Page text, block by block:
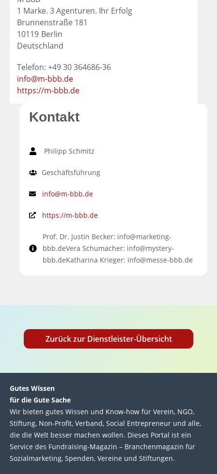
1 Marke. 3 Agenturen. Ihr Erfolg
Brunnenstraße 181
10119 Berlin
Deutschland
Telefon: +49 30 364686-36
info@m-bbb.de
https://m-bbb.de
Kontakt
Philipp Schmitz
Geschäftsführung
info@m-bbb.de
https://m-bbb.de
Prof. Dr. Justin Becker: info@marketing-
bbb.deVera Schumacher: info@mystery-
bbb.deKatharina Krieger: info@messe-bbb.de
Zurück zur Dienstleister-Übersicht
Gutes Wissen
für die Gute Sache
Wir bie­ten gutes Wis­sen und Know-how für Ver­ein, NGO,
Stif­tung, Non-Profit, Ver­band, Social Entre­pre­neur und alle,
die die Welt bes­ser machen wol­len. Die­ses Por­tal ist ein
Service des Fund­raising-Magazin – Bran­chen­magazin für
Sozial­marke­ting, Spen­den, Ver­eine und Stif­tun­gen.